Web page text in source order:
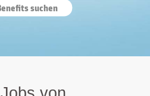
suchen